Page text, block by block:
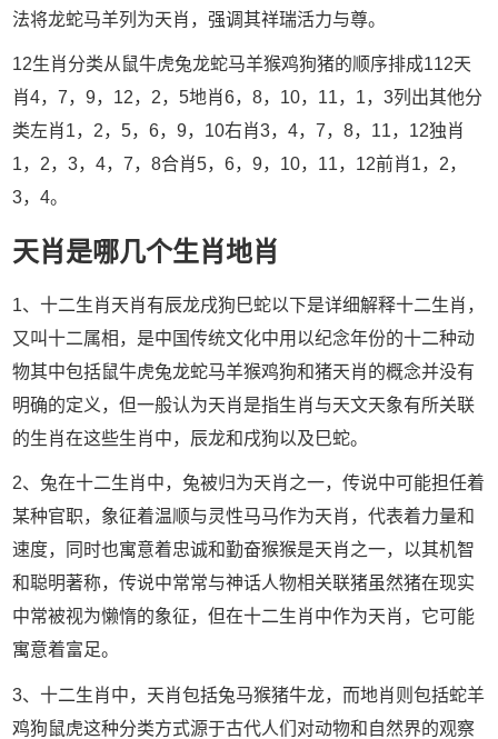
法将龙蛇马羊列为天肖，强调其祥瑞活力与尊。
12生肖分类从鼠牛虎兔龙蛇马羊猴鸡狗猪的顺序排成112天
肖4，7，9，12，2，5地肖6，8，10，11，1，3列出其他分
类左肖1，2，5，6，9，10右肖3，4，7，8，11，12独肖
1，2，3，4，7，8合肖5，6，9，10，11，12前肖1，2，
3，4。
天肖是哪几个生肖地肖
1、十二生肖天肖有辰龙戌狗巳蛇以下是详细解释十二生肖，
又叫十二属相，是中国传统文化中用以纪念年份的十二种动
物其中包括鼠牛虎兔龙蛇马羊猴鸡狗和猪天肖的概念并没有
明确的定义，但一般认为天肖是指生肖与天文天象有所关联
的生肖在这些生肖中，辰龙和戌狗以及巳蛇。
2、兔在十二生肖中，兔被归为天肖之一，传说中可能担任着
某种官职，象征着温顺与灵性马马作为天肖，代表着力量和
速度，同时也寓意着忠诚和勤奋猴猴是天肖之一，以其机智
和聪明著称，传说中常常与神话人物相关联猪虽然猪在现实
中常被视为懒惰的象征，但在十二生肖中作为天肖，它可能
寓意着富足。
3、十二生肖中，天肖包括兔马猴猪牛龙，而地肖则包括蛇羊
鸡狗鼠虎这种分类方式源于古代人们对动物和自然界的观察